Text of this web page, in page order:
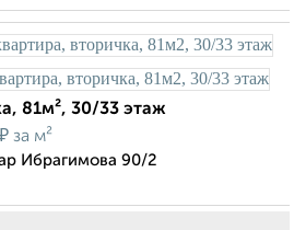
81м², 30/33 этаж
₽ за м²
Ибрагимова 90/2